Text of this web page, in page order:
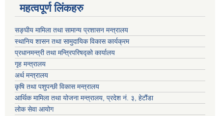
महत्वपूर्ण लिंकहरु
सङ्घीय मामिला तथा सामान्य प्रशासन मन्‍त्रालय
स्थानिय शासन तथा सामुदायिक विकास कार्यक्रम
प्रधानमन्‍त्री तथा मन्‍त्रिपरिषद्को कार्यालय
गृह मन्‍त्रालय
अर्थ मन्त्रालय
कृषि तथा पशुपन्छी विकास मन्त्रालय
आर्थिक मामिला तथा योजना मन्त्रालय, प्रदेश नं. ३, हेटौंडा
लोक सेवा आयोग